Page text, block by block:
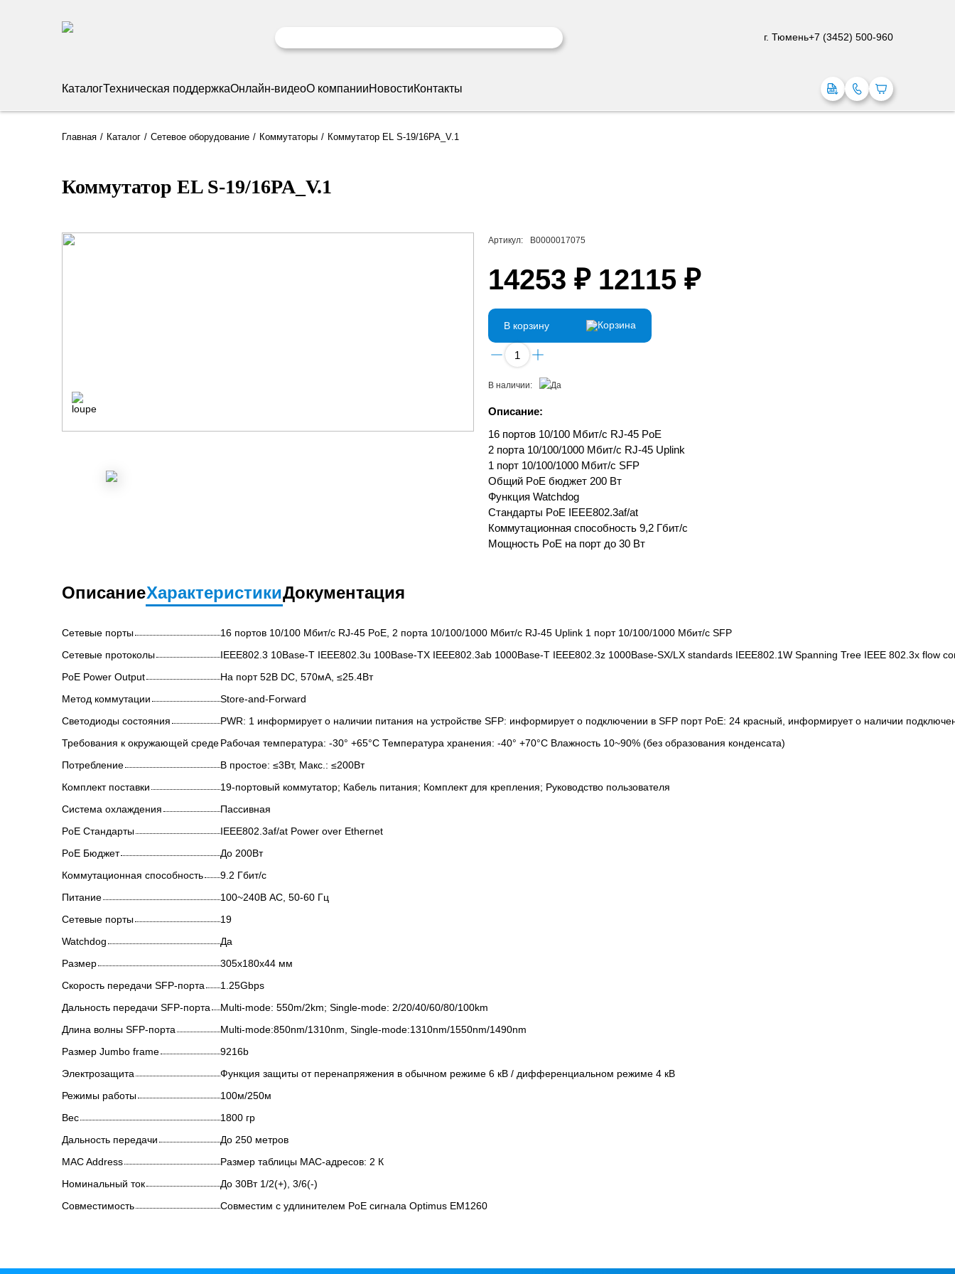
г. Тюмень+7 (3452) 500-960
КаталогТехническая поддержкаОнлайн-видеоО компанииНовостиКонтакты
Главная Каталог Сетевое оборудование Коммутаторы Коммутатор EL S-19/16PA_V.1
Коммутатор EL S-19/16PA_V.1
Артикул: В0000017075
14253 ₽ 12115 ₽
В корзину
В наличии:
Описание:
16 портов 10/100 Мбит/с RJ-45 PoE
2 порта 10/100/1000 Мбит/с RJ-45 Uplink
1 порт 10/100/1000 Мбит/с SFP
Общий PoE бюджет 200 Вт
Функция Watchdog
Стандарты PoE IEEE802.3af/at
Коммутационная способность 9,2 Гбит/с
Мощность PoE на порт до 30 Вт
ОписаниеХарактеристикиДокументация
Сетевые порты
16 портов 10/100 Мбит/с RJ-45 PoE, 2 порта 10/100/1000 Мбит/с RJ-45 Uplink 1 порт 10/100/1000 Мбит/с SFP
Сетевые протоколы
IEEE802.3 10Base-T IEEE802.3u 100Base-TX IEEE802.3ab 1000Base-T IEEE802.3z 1000Base-SX/LX standards IEEE802.1W Spanning Tree IEEE 802.3x flow
PoE Power Output
На порт 52В DC, 570мА, ≤25.4Вт
Метод коммутации
Store-and-Forward
Светодиоды состояния
PWR: 1 информирует о наличии питания на устройстве SFP: информирует о подключении в SFP порт PoE: 24 красный, информирует о наличии
Требования к окружающей средеРабочая температура: -30° +65°C Температура хранения: -40° +70°C Влажность 10~90% (без образования конденсата)
Потребление
В простое: ≤3Вт, Макс.: ≤200Вт
Комплект поставки
19-портовый коммутатор; Кабель питания; Комплект для крепления; Руководство пользователя
Система охлаждения
Пассивная
PoE Стандарты
IEEE802.3af/at Power over Ethernet
PoE Бюджет
До 200Вт
Коммутационная способность
9.2 Гбит/с
Питание
100~240В AC, 50-60 Гц
Сетевые порты
19
Watchdog
Да
Размер
305x180x44 мм
Скорость передачи SFP-порта
1.25Gbps
Дальность передачи SFP-порта
Multi-mode: 550m/2km; Single-mode: 2/20/40/60/80/100km
Длина волны SFP-порта
Multi-mode:850nm/1310nm, Single-mode:1310nm/1550nm/1490nm
Размер Jumbo frame
9216b
Электрозащита
Функция защиты от перенапряжения в обычном режиме 6 кВ / дифференциальном режиме 4 кВ
Режимы работы
100м/250м
Вес
1800 гр
Дальность передачи
До 250 метров
MAC Address
Размер таблицы МАС-адресов: 2 К
Номинальный ток
До 30Вт 1/2(+), 3/6(-)
Совместимость
Совместим с удлинителем PoE сигнала Optimus EM1260